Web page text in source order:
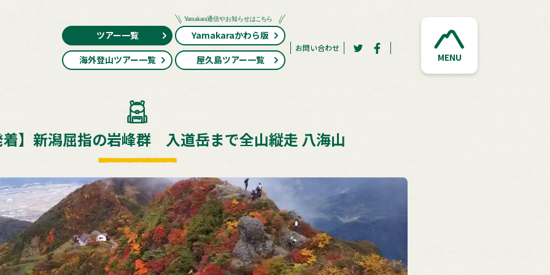
ツアー一覧
Yamakaraかわら版
海外登山ツアー一覧
屋久島ツアー一覧
お問い合わせ
MENU
】新潟屈指の岩峰群 入道岳まで全山縦走 八海山